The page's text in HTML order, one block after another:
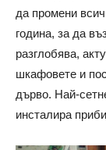
да промени
година, за да
разглобява,
шкафовете и
дърво. Най-
инсталира